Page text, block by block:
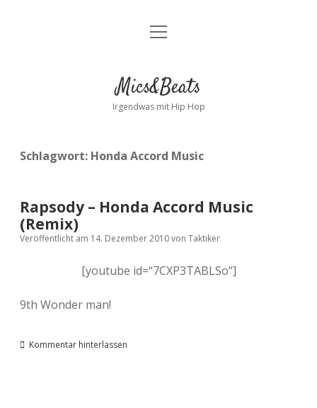
Kontakt
facebookinstagram
bandcamp
spotify
Menü
Mics&Beats
Irgendwas mit Hip Hop
Schlagwort: Honda Accord Music
Rapsody – Honda Accord Music
(Remix)
Veröffentlicht am 14. Dezember 2010von Taktiker
[youtube id=“7CXP3TABLSo“]
9th Wonder man!
Kommentar hinterlassen